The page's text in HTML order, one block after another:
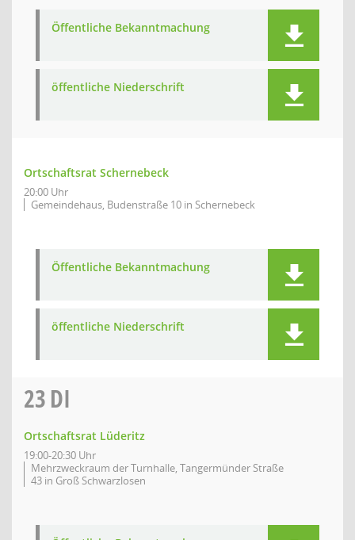
Öffentliche Bekanntmachung
öffentliche Niederschrift
Ortschaftsrat Schernebeck
20:00 Uhr
Gemeindehaus, Budenstraße 10 in Schernebeck
Öffentliche Bekanntmachung
öffentliche Niederschrift
23DI
Ortschaftsrat Lüderitz
19:00-20:30 Uhr
Mehrzweckraum der Turnhalle, Tangermünder Straße
43 in Groß Schwarzlosen